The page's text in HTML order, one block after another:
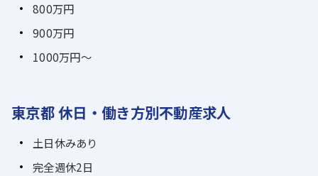
800万円
900万円
1000万円～
東京都 休日・働き方別不動産求人
土日休みあり
完全週休2日